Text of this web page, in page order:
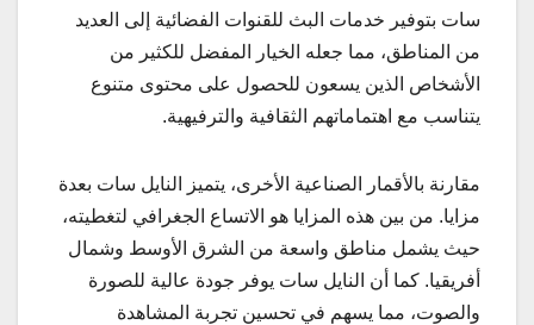
سات بتوفير خدمات البث للقنوات الفضائية إلى العديد
من المناطق، مما جعله الخيار المفضل للكثير من
الأشخاص الذين يسعون للحصول على محتوى متنوع
يتناسب مع اهتماماتهم الثقافية والترفيهية.
مقارنة بالأقمار الصناعية الأخرى، يتميز النايل سات بعدة
مزايا. من بين هذه المزايا هو الاتساع الجغرافي لتغطيته،
حيث يشمل مناطق واسعة من الشرق الأوسط وشمال
أفريقيا. كما أن النايل سات يوفر جودة عالية للصورة
والصوت، مما يسهم في تحسين تجربة المشاهدة